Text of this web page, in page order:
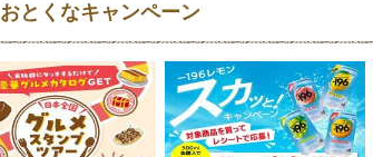
おとくなキャンペーン